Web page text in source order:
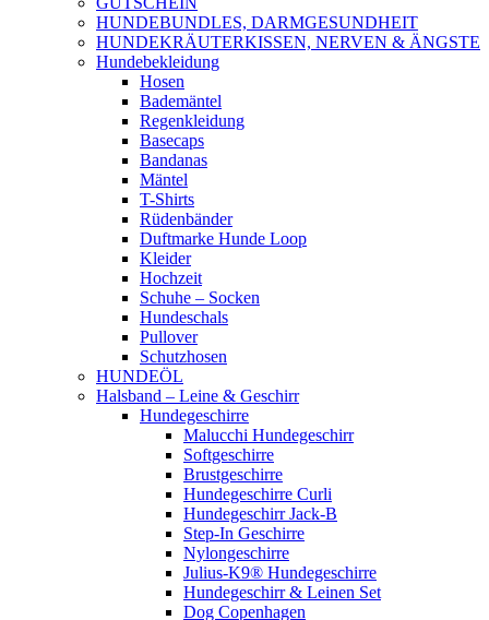
HUNDEBUNDLES, DARMGESUNDHEIT
HUNDEKRÄUTERKISSEN, NERVEN & ÄNGSTE
Hundebekleidung
Hosen
Bademäntel
Regenkleidung
Basecaps
Bandanas
Mäntel
T-Shirts
Rüdenbänder
Duftmarke Hunde Loop
Kleider
Hochzeit
Schuhe – Socken
Hundeschals
Pullover
Schutzhosen
HUNDEÖL
Halsband – Leine & Geschirr
Hundegeschirre
Malucchi Hundegeschirr
Softgeschirre
Brustgeschirre
Hundegeschirre Curli
Hundegeschirr Jack-B
Step-In Geschirre
Nylongeschirre
Julius-K9® Hundegeschirre
Hundegeschirr & Leinen Set
Dog Copenhagen